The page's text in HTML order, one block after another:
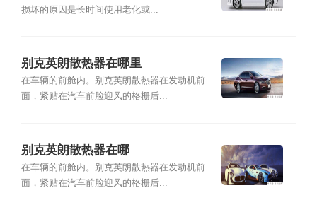
损坏的原因是长时间使用老化或...
别克英朗散热器在哪里
在车辆的前舱内。别克英朗散热器在发动机前
面，紧贴在汽车前脸迎风的格栅后...
别克英朗散热器在哪
在车辆的前舱内。别克英朗散热器在发动机前
面，紧贴在汽车前脸迎风的格栅后...